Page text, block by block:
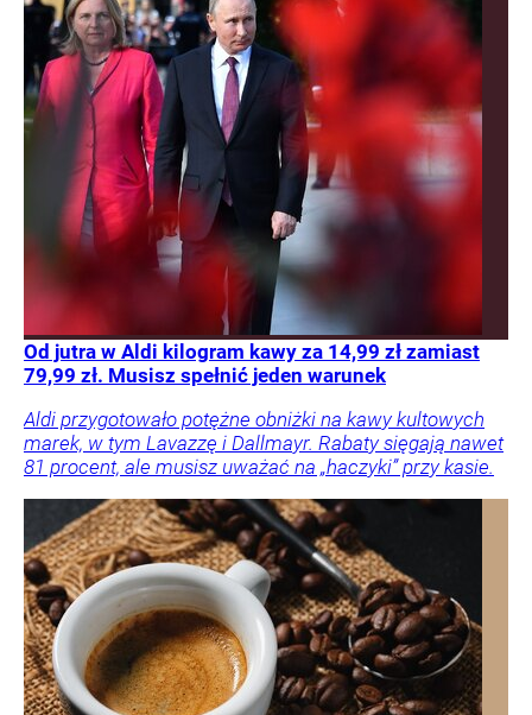
Od jutra w Aldi kilogram kawy za 14,99 zł zamiast
79,99 zł. Musisz spełnić jeden warunek
Aldi przygotowało potężne obniżki na kawy kultowych
marek, w tym Lavazzę i Dallmayr. Rabaty sięgają nawet
81 procent, ale musisz uważać na „haczyki” przy kasie.